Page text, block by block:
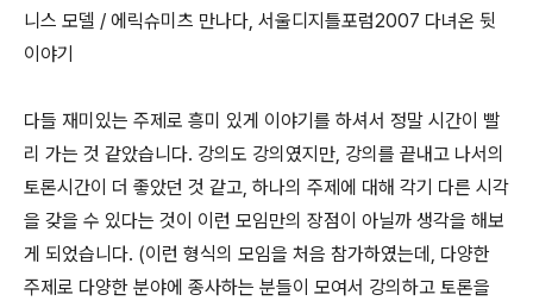
니스 모델 / 에릭슈미츠 만나다, 서울디지틀포럼2007 다녀온 뒷
이야기
다들 재미있는 주제로 흥미 있게 이야기를 하셔서 정말 시간이 빨
리 가는 것 같았습니다. 강의도 강의였지만, 강의를 끝내고 나서의
토론시간이 더 좋았던 것 같고, 하나의 주제에 대해 각기 다른 시각
을 갖을 수 있다는 것이 이런 모임만의 장점이 아닐까 생각을 해보
게 되었습니다. (이런 형식의 모임을 처음 참가하였는데, 다양한
주제로 다양한 분야에 종사하는 분들이 모여서 강의하고 토론을